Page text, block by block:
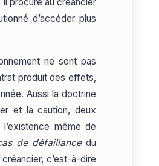
d’accéder plus
ne sont pas
produit des effets,
Aussi la doctrine
et la caution, deux
même de
de défaillancedu
c’est-à-dire